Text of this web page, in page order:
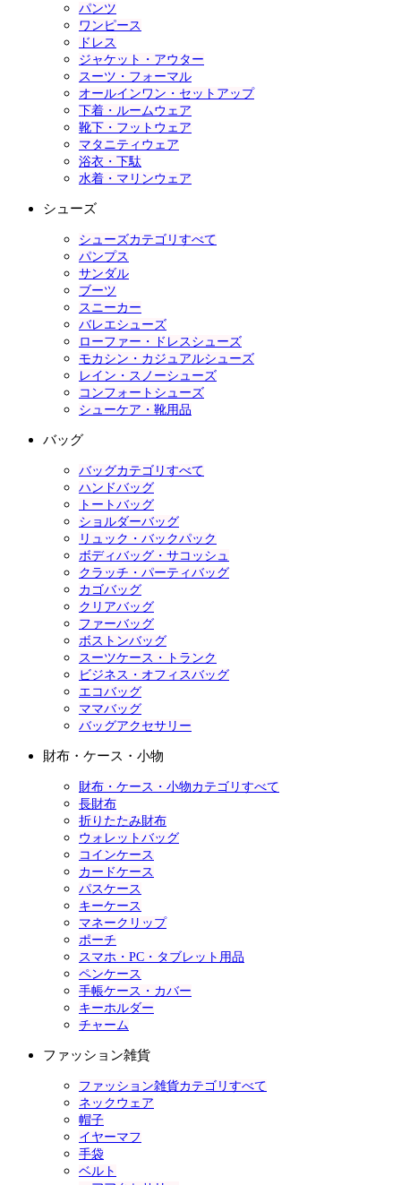
パンツ
ワンピース
ドレス
ジャケット・アウター
スーツ・フォーマル
オールインワン・セットアップ
下着・ルームウェア
靴下・フットウェア
マタニティウェア
浴衣・下駄
水着・マリンウェア
シューズ
シューズカテゴリすべて
パンプス
サンダル
ブーツ
スニーカー
バレエシューズ
ローファー・ドレスシューズ
モカシン・カジュアルシューズ
レイン・スノーシューズ
コンフォートシューズ
シューケア・靴用品
バッグ
バッグカテゴリすべて
ハンドバッグ
トートバッグ
ショルダーバッグ
リュック・バックパック
ボディバッグ・サコッシュ
クラッチ・パーティバッグ
カゴバッグ
クリアバッグ
ファーバッグ
ボストンバッグ
スーツケース・トランク
ビジネス・オフィスバッグ
エコバッグ
ママバッグ
バッグアクセサリー
財布・ケース・小物
財布・ケース・小物カテゴリすべて
長財布
折りたたみ財布
ウォレットバッグ
コインケース
カードケース
パスケース
キーケース
マネークリップ
ポーチ
スマホ・PC・タブレット用品
ペンケース
手帳ケース・カバー
キーホルダー
チャーム
ファッション雑貨
ファッション雑貨カテゴリすべて
ネックウェア
帽子
イヤーマフ
手袋
ベルト